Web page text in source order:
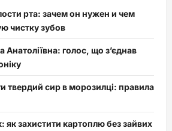
рта: зачем он нужен и чем
чистку зубов
Анатоліївна: голос, що з’єднав
твердий сир в морозилці: правила
як захистити картоплю без зайвих